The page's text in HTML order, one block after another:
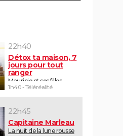
22h40
Détox ta maison, 7
jours pour tout
ranger
Mauricio et ses filles
1h40 - Téléréalité
22h45
Capitaine Marleau
La nuit de la lune rousse